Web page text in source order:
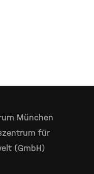
München
für
(GmbH)